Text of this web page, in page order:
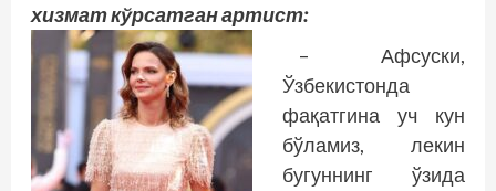
хизмат кўрсатган артист:
– Афсуски,
Ўзбекистонда
фақатгина уч кун
бўламиз, лекин
бугуннинг ўзида